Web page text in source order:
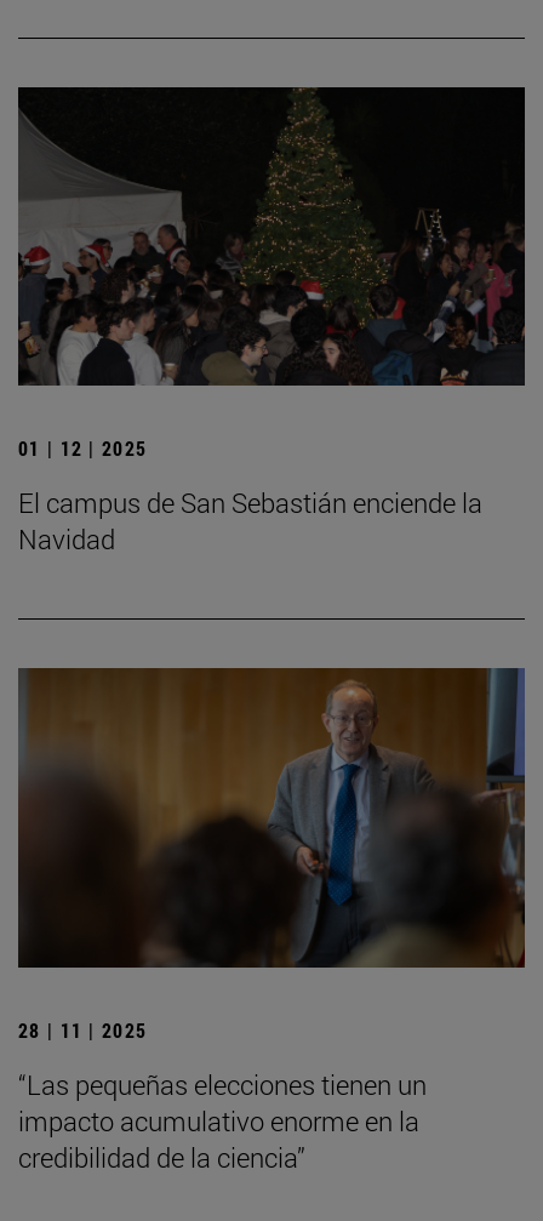
01 | 12 | 2025
El campus de San Sebastián enciende la
Navidad
28 | 11 | 2025
“Las pequeñas elecciones tienen un
impacto acumulativo enorme en la
credibilidad de la ciencia”